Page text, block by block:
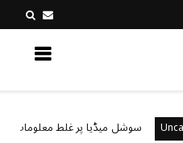
سوشل میڈیا پر غلط معلومات کیسے